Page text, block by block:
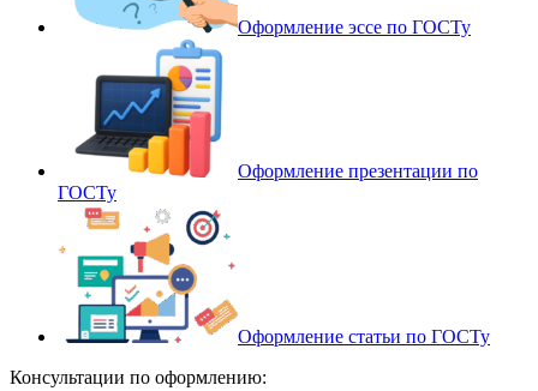
Оформление эссе по ГОСТу
Оформление презентации по
ГОСТу
Оформление статьи по ГОСТу
Консультации по оформлению: